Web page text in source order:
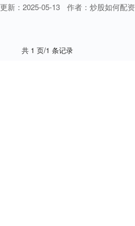
更新：2025-05-13 作者：炒股如何配资
共 1 页/1 条记录